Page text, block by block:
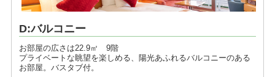
D:バルコニー
お部屋の広さは22.9㎡ 9階
プライベートな眺望を楽しめる、陽光あふれるバルコニーのある
お部屋。バスタブ付。